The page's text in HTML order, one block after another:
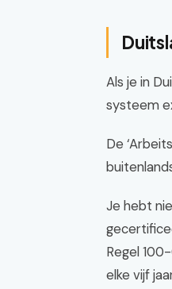
Als je in
systeem
De
Je hebt
Regel
elke vijf